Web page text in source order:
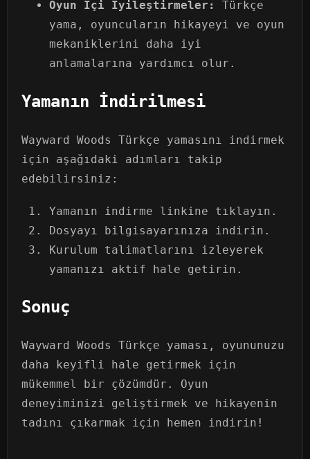
Oyun İçi İyileştirmeler:
Türkçe
yama, oyuncuların hikayeyi ve oyun
mekaniklerini daha iyi
anlamalarına yardımcı olur.
Yamanın İndirilmesi
Wayward Woods Türkçe yamasını indirmek
için aşağıdaki adımları takip
edebilirsiniz:
Yamanın indirme linkine tıklayın.
Dosyayı bilgisayarınıza indirin.
Kurulum talimatlarını izleyerek
yamanızı aktif hale getirin.
Sonuç
Wayward Woods Türkçe yaması, oyununuzu
daha keyifli hale getirmek için
mükemmel bir çözümdür. Oyun
deneyiminizi geliştirmek ve hikayenin
tadını çıkarmak için hemen indirin!